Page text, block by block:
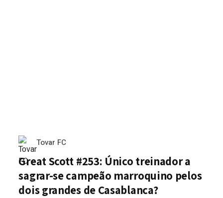
Tovar FC
Great Scott #253: Único treinador a
sagrar-se campeão marroquino pelos
dois grandes de Casablanca?